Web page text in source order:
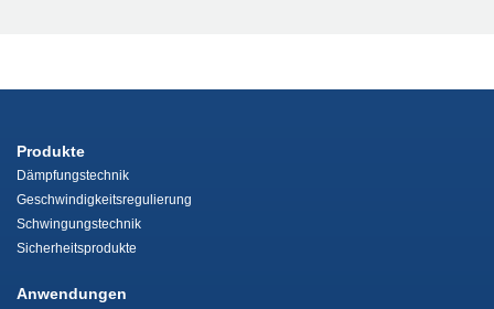
Produkte
Dämpfungstechnik
Geschwindigkeitsregulierung
Schwingungstechnik
Sicherheitsprodukte
Anwendungen